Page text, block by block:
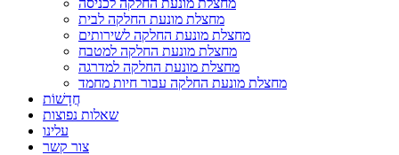
מחצלת מונעת החלקה לכניסה
מחצלת מונעת החלקה לבית
מחצלת מונעת החלקה לשירותים
מחצלת מונעת החלקה למטבח
מחצלת מונעת החלקה למדרגה
מחצלת מונעת החלקה עבור חיות מחמד
חֲדָשׁוֹת
שאלות נפוצות
עלינו
צור קשר